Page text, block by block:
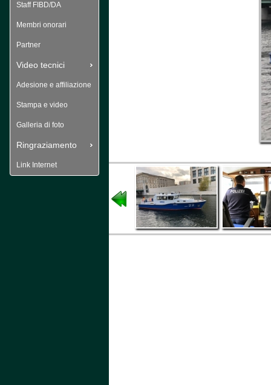
Staff FIBD/DA
Membri onorari
Partner
Video tecnici
Adesione e affiliazione
Stampa e video
Galleria di foto
Ringraziamento
Link Internet